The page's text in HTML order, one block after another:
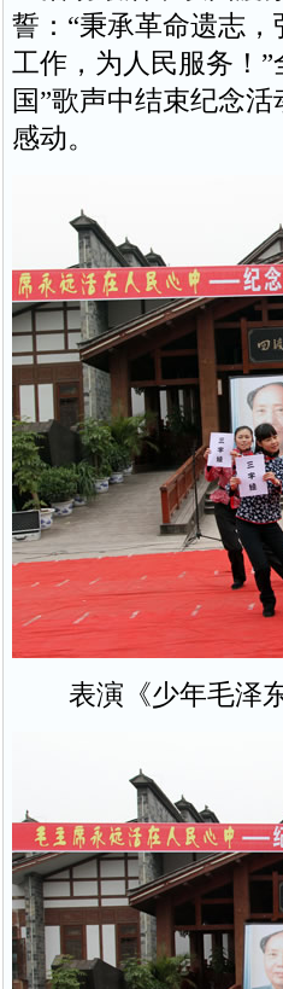
誓：“秉承革命遗志
工作，为人民服务！
国”歌声中结束纪念
感动。
表演《少年毛泽